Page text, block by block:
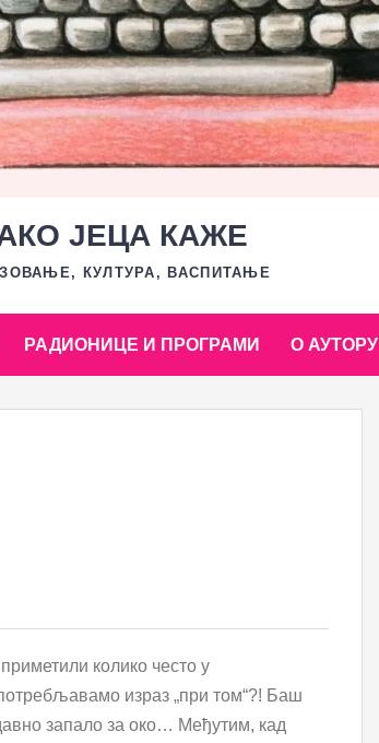
ЈЕЦА КАЖЕ
КУЛТУРА, ВАСПИТАЊЕ
РАДИОНИЦЕ И ПРОГРАМИ О АУТОРУ
колико често у
израз „при том“?! Баш
запало за око… Међутим, кад